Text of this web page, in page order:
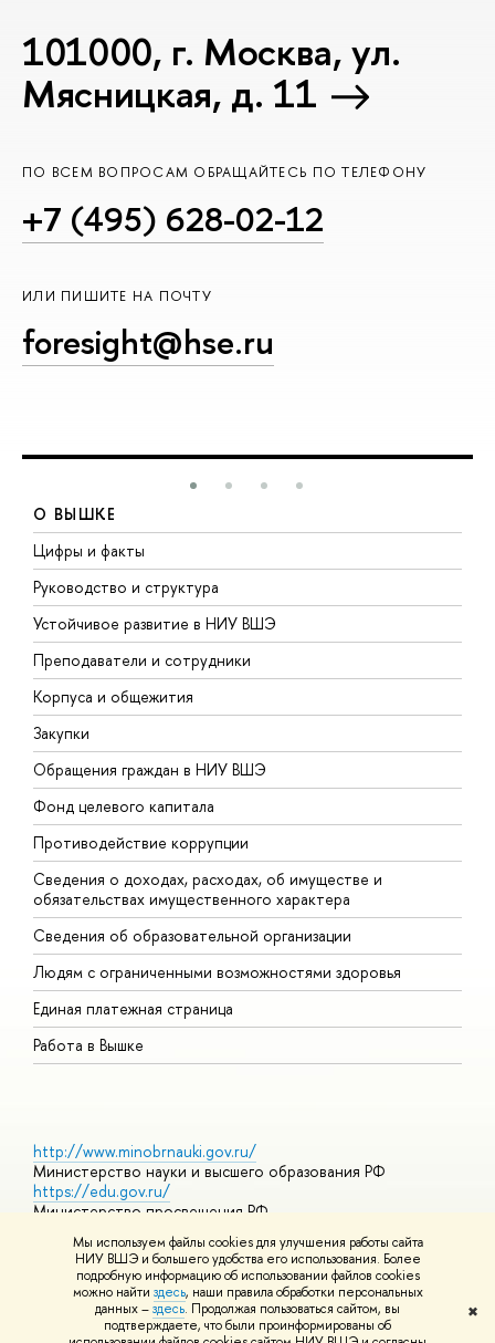
Мы используем файлы cookies для улучшения работы сайта
НИУ ВШЭ и большего удобства его использования. Более
подробную информацию об использовании файлов cookies
можно найти здесь, наши правила обработки персональных
данных –здесь. Продолжая пользоваться сайтом, вы
подтверждаете, что были проинформированы об
✖
101000, г. Москва, ул.
Мясницкая, д. 11
ПО ВСЕМ ВОПРОСАМ ОБРАЩАЙТЕСЬ ПО ТЕЛЕФОНУ
+7 (495) 628-02-12
ИЛИ ПИШИТЕ НА ПОЧТУ
foresight@hse.ru
О ВЫШКЕ
Цифры и факты
Руководство и структура
Устойчивое развитие в НИУ ВШЭ
Преподаватели и сотрудники
Корпуса и общежития
Закупки
Обращения граждан в НИУ ВШЭ
Фонд целевого капитала
Противодействие коррупции
Сведения о доходах, расходах, об имуществе и
обязательствах имущественного характера
Сведения об образовательной организации
Людям с ограниченными возможностями здоровья
Единая платежная страница
Работа в Вышке
http://www.minobrnauki.gov.ru/
Министерство науки и высшего образования РФ
https://edu.gov.ru/
Министерство просвещения РФ
Массовые открытые онлайн-курсы
© НИУ ВШЭ 1993–2026 Адреса и контактыУсловия
использования материалов Политика конфиденциальности